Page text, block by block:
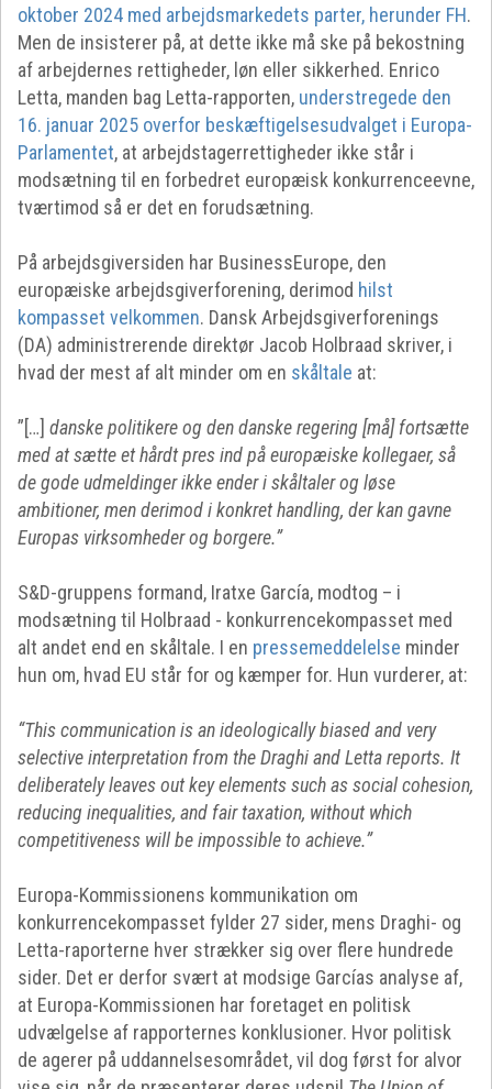
oktober 2024 med arbejdsmarkedets parter, herunder FH.
Men de insisterer på, at dette ikke må ske på bekostning
af arbejdernes rettigheder, løn eller sikkerhed. Enrico
Letta, manden bag Letta-rapporten, understregede den
16. januar 2025 overfor beskæftigelsesudvalget i Europa-
Parlamentet, at arbejdstagerrettigheder ikke står i
modsætning til en forbedret europæisk konkurrenceevne,
tværtimod så er det en forudsætning.
På arbejdsgiversiden har BusinessEurope, den
europæiske arbejdsgiverforening, derimod hilst
kompasset velkommen. Dansk Arbejdsgiverforenings
(DA) administrerende direktør Jacob Holbraad skriver, i
hvad der mest af alt minder om en skåltale at:
”[…] danske politikere og den danske regering [må] fortsætte
med at sætte et hårdt pres ind på europæiske kollegaer, så
de gode udmeldinger ikke ender i skåltaler og løse
ambitioner, men derimod i konkret handling, der kan gavne
Europas virksomheder og borgere.”
S&D-gruppens formand, Iratxe García, modtog – i
modsætning til Holbraad - konkurrencekompasset med
alt andet end en skåltale. I en pressemeddelelse minder
hun om, hvad EU står for og kæmper for. Hun vurderer, at:
“This communication is an ideologically biased and very
selective interpretation from the Draghi and Letta reports. It
deliberately leaves out key elements such as social cohesion,
reducing inequalities, and fair taxation, without which
competitiveness will be impossible to achieve.”
Europa-Kommissionens kommunikation om
konkurrencekompasset fylder 27 sider, mens Draghi- og
Letta-raporterne hver strækker sig over flere hundrede
sider. Det er derfor svært at modsige Garcías analyse af,
at Europa-Kommissionen har foretaget en politisk
udvælgelse af rapporternes konklusioner. Hvor politisk
de agerer på uddannelsesområdet, vil dog først for alvor